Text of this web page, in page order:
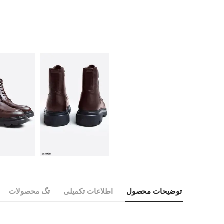
توضیحات محصول اطلاعات تکمیلی تگ محصولات